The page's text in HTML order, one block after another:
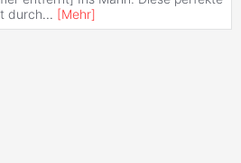
durch... [Mehr]